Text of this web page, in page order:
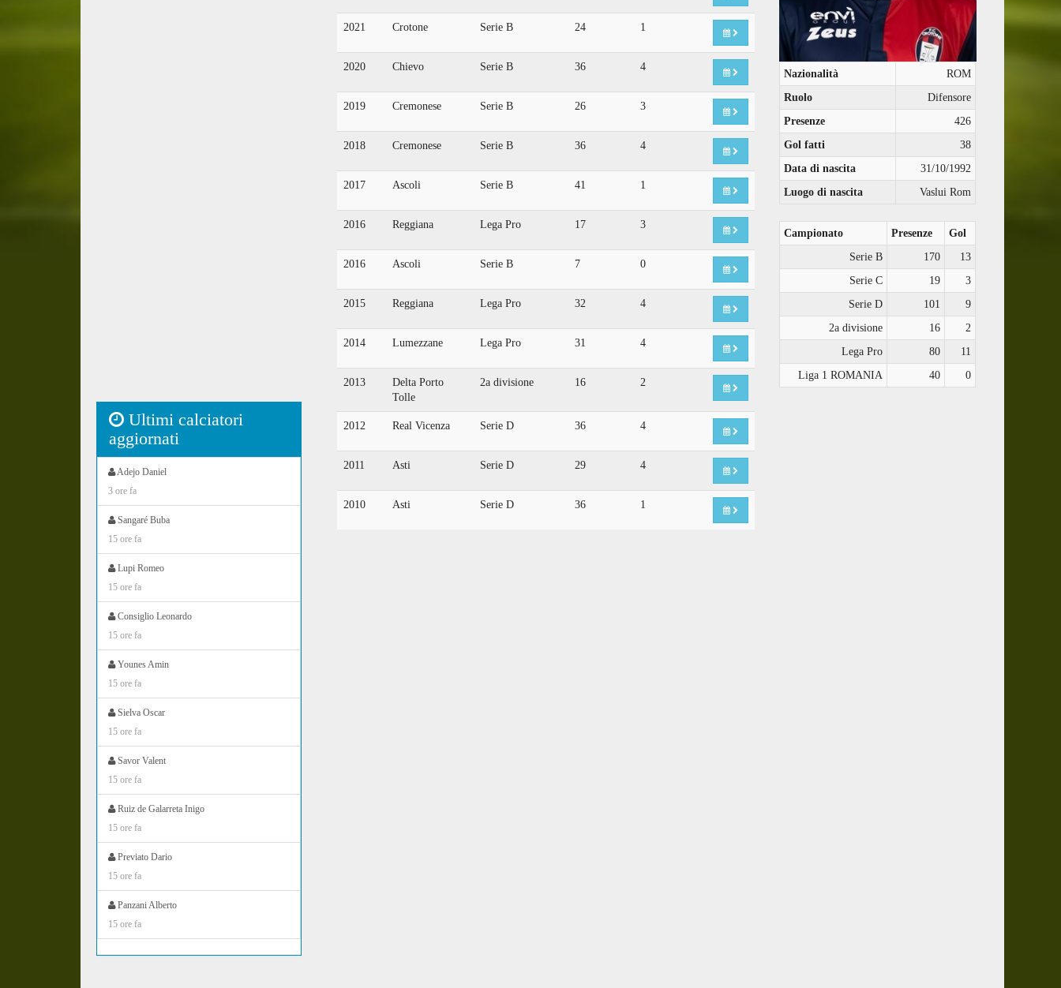
Ultimi calciatori
aggiornati
Adejo Daniel
3 ore fa
Sangaré Buba
15 ore fa
Lupi Romeo
15 ore fa
Consiglio Leonardo
15 ore fa
Younes Amin
15 ore fa
Sielva Oscar
15 ore fa
Savor Valent
15 ore fa
Ruiz de Galarreta Inigo
15 ore fa
Previato Dario
15 ore fa
Panzani Alberto
15 ore fa
2021 Crotone Serie B 24 1
2020 Chievo Serie B 36 4
2019 Cremonese Serie B 26 3
2018 Cremonese Serie B 36 4
2017 Ascoli Serie B 41 1
2016 Reggiana Lega Pro 17 3
2016 Ascoli Serie B 7 0
2015 Reggiana Lega Pro 32 4
2014 Lumezzane Lega Pro 31 4
2013
Delta Porto
Tolle
2a divisione 16 2
2012 Real Vicenza Serie D 36 4
2011 Asti Serie D 29 4
2010 Asti Serie D 36 1
Nazionalità
ROM
Ruolo
Difensore
Presenze
426
Gol fatti
38
Data di nascita
31/10/1992
Luogo di nascita
Vaslui Rom
Campionato Presenze
Gol
Serie B
170
13
Serie C
19
3
Serie D
101
9
2a divisione
16
2
Lega Pro
80
11
Liga 1 ROMANIA
40 0